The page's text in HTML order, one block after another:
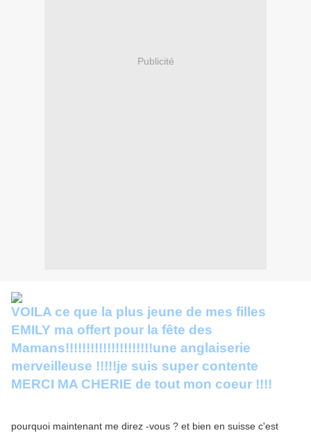
Publicité
VOILA ce que la plus jeune de mes filles
EMILY ma offert pour la fête des
Mamans!!!!!!!!!!!!!!!!!!!!!une anglaiserie
merveilleuse !!!!!je suis super contente
MERCI MA CHERIE de tout mon coeur !!!!
pourquoi maintenant me direz -vous ? et bien en suisse c'est